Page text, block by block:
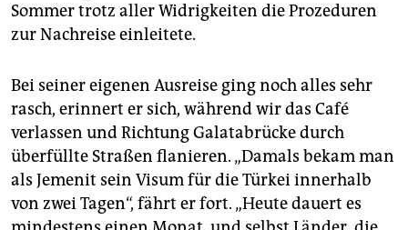
Sommer trotz aller Widrigkeiten die Prozeduren
zur Nachreise einleitete.
Bei seiner eigenen Ausreise ging noch alles sehr
rasch, erinnert er sich, während wir das Café
verlassen und Richtung Galata­brücke durch
überfüllte Straßen flanieren. „Damals bekam man
als Jemenit sein Visum für die Türkei innerhalb
von zwei Tagen“, fährt er fort. „Heute dauert es